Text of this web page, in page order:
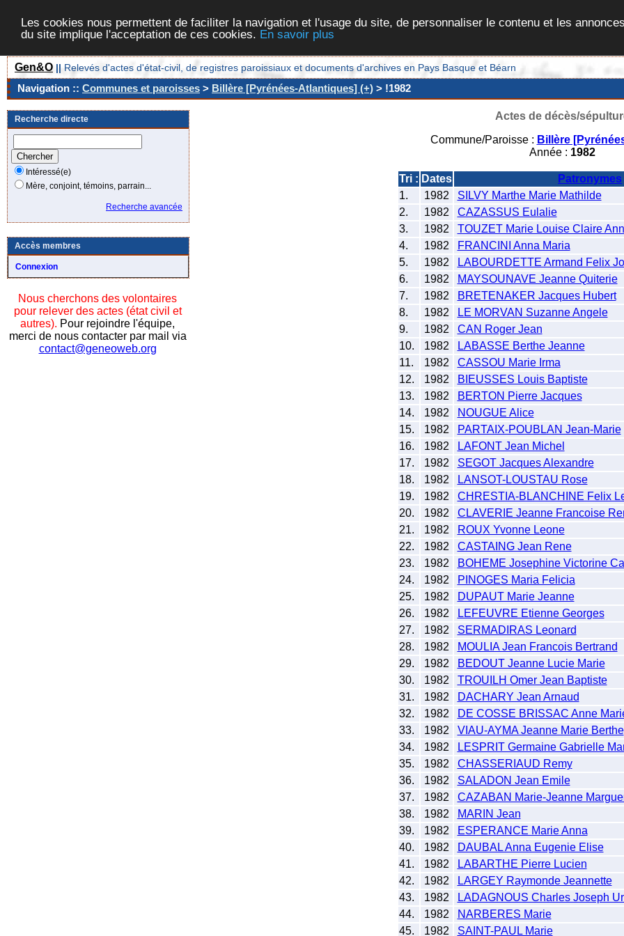
Les cookies nous permettent de faciliter la navigation et l'usage du site, de personnaliser le contenu et les
du site implique l'acceptation de ces cookies. En savoir plus
Gen&O || Relevés d'actes d'état-civil, de registres paroissiaux et documents d'archives en Pays Basque et Béarn
Navigation :: Communes et paroisses > Billère [Pyrénées-Atlantiques] (+) > !1982
Recherche directe
Intéressé(e)
Mère, conjoint, témoins, parrain...
Recherche avancée
Accès membres
Connexion
Nous cherchons des volontaires
pour relever des actes (état civil et
autres). Pour rejoindre l'équipe,
merci de nous contacter par mail via
contact@geneoweb.org
Actes de décès/
Commune/Paroisse : Billère
Année : 1982
Tri : Dates
Patronymes
1.
1982
SILVY Marthe Marie Mathilde
2.
1982
CAZASSUS Eulalie
3.
1982
TOUZET Marie Louise Claire
4.
1982
FRANCINI Anna Maria
5.
1982
LABOURDETTE Armand Felix
6.
1982
MAYSOUNAVE Jeanne Quiterie
7.
1982
BRETENAKER Jacques Hubert
8.
1982
LE MORVAN Suzanne Angele
9.
1982
CAN Roger Jean
10.
1982
LABASSE Berthe Jeanne
11.
1982
CASSOU Marie Irma
12.
1982
BIEUSSES Louis Baptiste
13.
1982
BERTON Pierre Jacques
14.
1982
NOUGUE Alice
15.
1982
PARTAIX-POUBLAN Jean-Marie
16.
1982
LAFONT Jean Michel
17.
1982
SEGOT Jacques Alexandre
18.
1982
LANSOT-LOUSTAU Rose
19.
1982
CHRESTIA-BLANCHINE Felix
20.
1982
CLAVERIE Jeanne Francoise
21.
1982
ROUX Yvonne Leone
22.
1982
CASTAING Jean Rene
23.
1982
BOHEME Josephine Victorine
24.
1982
PINOGES Maria Felicia
25.
1982
DUPAUT Marie Jeanne
26.
1982
LEFEUVRE Etienne Georges
27.
1982
SERMADIRAS Leonard
28.
1982
MOULIA Jean Francois Bertrand
29.
1982
BEDOUT Jeanne Lucie Marie
30.
1982
TROUILH Omer Jean Baptiste
31.
1982
DACHARY Jean Arnaud
32.
1982
DE COSSE BRISSAC Anne
33.
1982
VIAU-AYMA Jeanne Marie Berthe
34.
1982
LESPRIT Germaine Gabrielle
35.
1982
CHASSERIAUD Remy
36.
1982
SALADON Jean Emile
37.
1982
CAZABAN Marie-Jeanne
38.
1982
MARIN Jean
39.
1982
ESPERANCE Marie Anna
40.
1982
DAUBAL Anna Eugenie Elise
41.
1982
LABARTHE Pierre Lucien
42.
1982
LARGEY Raymonde Jeannette
43.
1982
LADAGNOUS Charles Joseph
44.
1982
NARBERES Marie
45.
1982 SAINT-PAUL Marie